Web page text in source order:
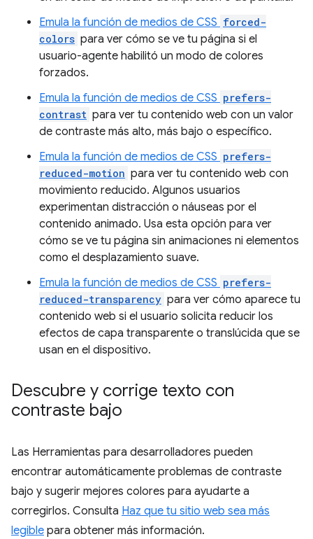
Emula la función de medios de CSS forced-
colors para ver cómo se ve tu página si el
usuario-agente habilitó un modo de colores
forzados.
Emula la función de medios de CSS prefers-
contrast para ver tu contenido web con un valor
de contraste más alto, más bajo o específico.
Emula la función de medios de CSS prefers-
reduced-motion para ver tu contenido web con
movimiento reducido. Algunos usuarios
experimentan distracción o náuseas por el
contenido animado. Usa esta opción para ver
cómo se ve tu página sin animaciones ni elementos
como el desplazamiento suave.
Emula la función de medios de CSS prefers-
reduced-transparency para ver cómo aparece tu
contenido web si el usuario solicita reducir los
efectos de capa transparente o translúcida que se
usan en el dispositivo.
Descubre y corrige texto con
contraste bajo
Las Herramientas para desarrolladores pueden
encontrar automáticamente problemas de contraste
bajo y sugerir mejores colores para ayudarte a
corregirlos. Consulta Haz que tu sitio web sea más
legible para obtener más información.